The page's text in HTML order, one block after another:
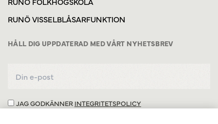
RUNÖ VISSELBLÅSARFUNKTION
HÅLL DIG UPPDATERAD MED VÅRT NYHETSBREV
JAG GODKÄNNER INTEGRITETSPOLICY